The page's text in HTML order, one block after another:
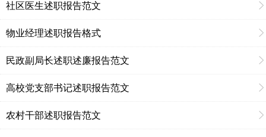
社区医生述职报告范文
物业经理述职报告格式
民政副局长述职述廉报告范文
高校党支部书记述职报告范文
农村干部述职报告范文